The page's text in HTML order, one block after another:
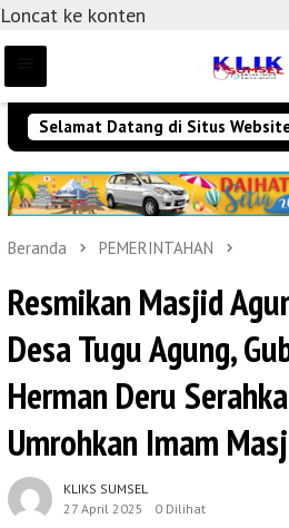
Loncat ke konten
Selamat Datang di Situs
Beranda PEMERINTAHAN
Resmikan Masjid
Desa Tugu Agung,
Herman Deru
Umrohkan Imam
KLIKS SUMSEL
27 April 2025
0 Dilihat